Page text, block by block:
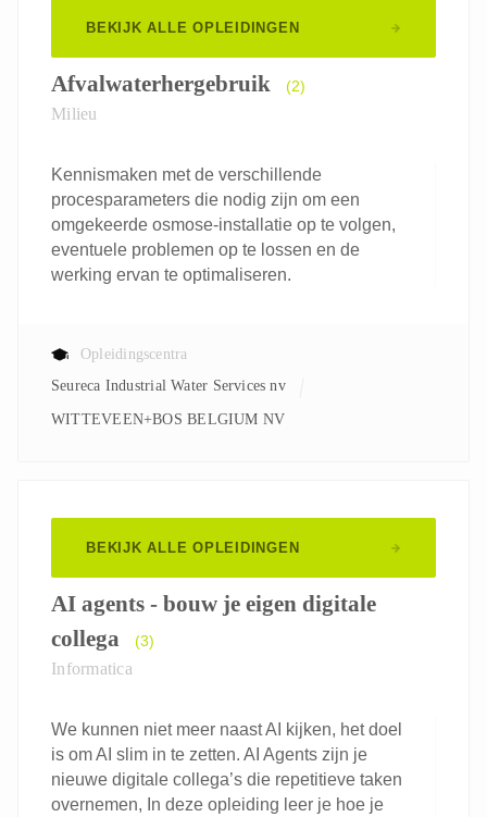
BEKIJK ALLE OPLEIDINGEN
Afvalwaterhergebruik (2)
Milieu
Kennismaken met de verschillende
procesparameters die nodig zijn om een
omgekeerde osmose-installatie op te volgen,
eventuele problemen op te lossen en de
werking ervan te optimaliseren.
Opleidingscentra
Seureca Industrial Water Services nv
WITTEVEEN+BOS BELGIUM NV
BEKIJK ALLE OPLEIDINGEN
AI agents - bouw je eigen digitale
collega
(3)
Informatica
We kunnen niet meer naast AI kijken, het doel
is om AI slim in te zetten. AI Agents zijn je
nieuwe digitale collega’s die repetitieve taken
overnemen, In deze opleiding leer je hoe je